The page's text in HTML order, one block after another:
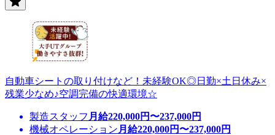
自動車シートの取り付けなど！未経験OK◎日勤×土日休み×
残業少なめ♪空調完備の快適環境☆
製造スタッフ 月給220,000円〜237,000円
機械オペレーション 月給220,000円〜237,000円